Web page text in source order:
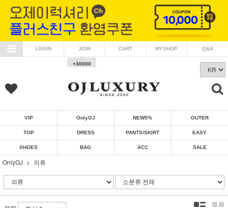
LOGIN JOIN
+30000
CART MYSHOP Q&A
VIP OnlyOJ NEW5% OUTER
TOP DRESS PANTS/SKIRT EASY
SHOES BAG ACC SALE
OnlyOJ 의류